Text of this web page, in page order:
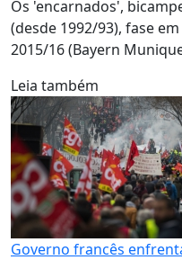
Os 'encarnados',
(desde 1992/93), fase
2015/16 (Bayern
Leia também
Governo francês